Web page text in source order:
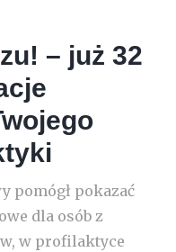
– już 32
pomógł pokazać
dla osób z
w profilaktyce